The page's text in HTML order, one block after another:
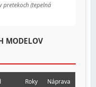
pretekoch (tepelná
MODELOV
Roky Náprava